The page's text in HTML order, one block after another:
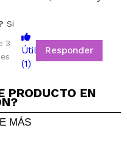
5/5
Si
3
Útil
(1)
Responder
Tiene una textura
PRODUCTO EN
MÁS